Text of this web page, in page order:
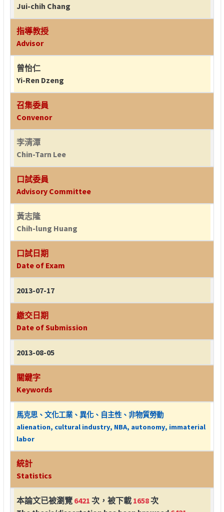
Jui-chih Chang
指導教授
Advisor
曾怡仁
Yi-Ren Dzeng
召集委員
Convenor
李清潭
Chin-Tarn Lee
口試委員
Advisory Committee
黃志隆
Chih-lung Huang
口試日期
Date of Exam
2013-07-17
繳交日期
Date of Submission
2013-08-05
關鍵字
Keywords
馬克思、文化工業、異化、自主性、非物質勞動
alienation, cultural industry, NBA, autonomy, immaterial
labor
統計
Statistics
本論文已被瀏覽 6421 次，被下載 1658次